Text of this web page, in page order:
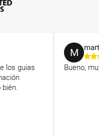
los guias
M
Bueno,